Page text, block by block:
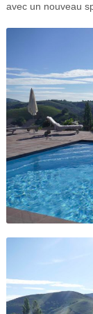
avec un nouveau